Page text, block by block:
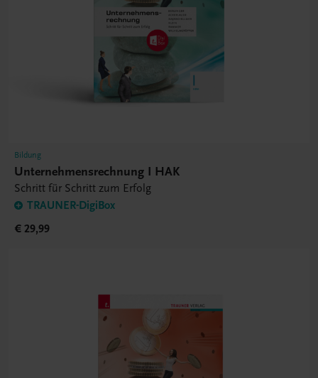
Bildung
Unternehmensrechnung I HAK
Schritt für Schritt zum Erfolg
TRAUNER-DigiBox
€ 29,99